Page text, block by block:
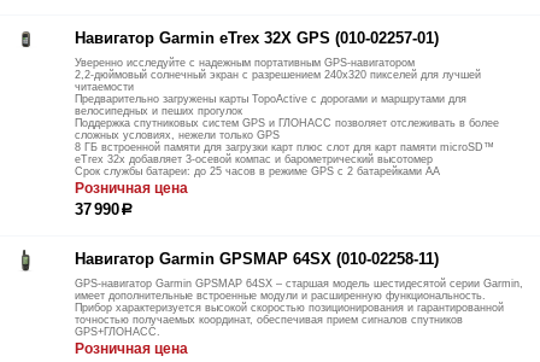
Навигатор Garmin eTrex 32X GPS (010-02257-01)
Уверенно исследуйте с надежным портативным GPS-навигатором
2,2-дюймовый солнечный экран с разрешением 240x320 пикселей для лучшей
читаемости
Предварительно загружены карты TopoActive с дорогами и маршрутами для
велосипедных и пеших прогулок
Поддержка спутниковых систем GPS и ГЛОНАСС позволяет отслеживать в более
сложных условиях, нежели только GPS
8 ГБ встроенной памяти для загрузки карт плюс слот для карт памяти microSD™
eTrex 32x добавляет 3-осевой компас и барометрический высотомер
Срок службы батареи: до 25 часов в режиме GPS с 2 батарейками АА
Розничная цена
37 990р
Навигатор Garmin GPSMAP 64SX (010-02258-11)
GPS-навигатор Garmin GPSMAP 64SX – старшая модель шестидесятой серии Garmin,
имеет дополнительные встроенные модули и расширенную функциональность.
Прибор характеризуется высокой скоростью позиционирования и гарантированной
точностью получаемых координат, обеспечивая прием сигналов спутников
GPS+ГЛОНАСС.
Розничная цена